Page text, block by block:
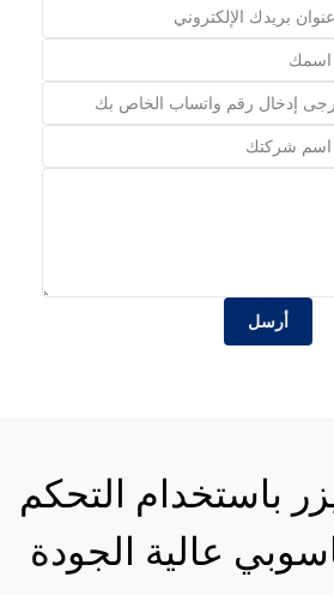
أرسل
باستخدام التحكم
عالية الجودة